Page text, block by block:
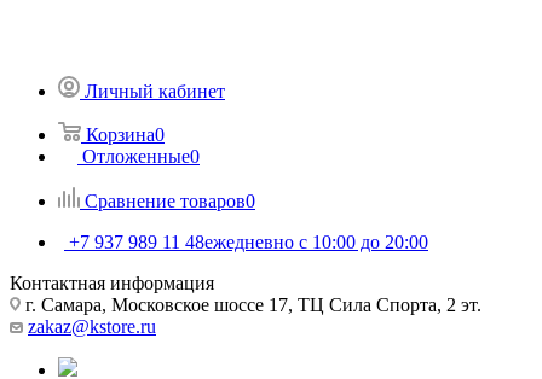
Личный кабинет
Корзина0
Отложенные0
Сравнение товаров0
+7 937 989 11 48ежедневно с 10:00 до 20:00
Контактная информация
г. Самара, Московское шоссе 17, ТЦ Сила Спорта, 2 эт.
zakaz@kstore.ru